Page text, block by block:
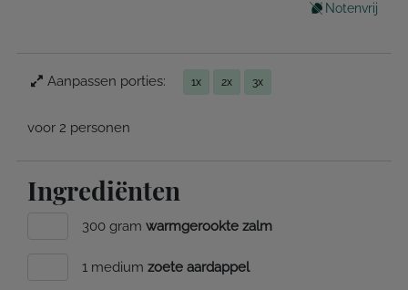
Notenvrij
Aanpassen porties: 1x 2x 3x
voor 2 personen
Ingrediënten
300 gram warmgerookte zalm
1 medium zoete aardappel